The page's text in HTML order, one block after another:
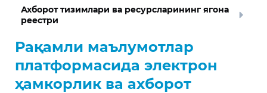
Ахборот тизимлари ва ресурсларининг ягона
реестри
Рақамли маълумотлар
платформасида электрон
ҳамкорлик ва ахборот